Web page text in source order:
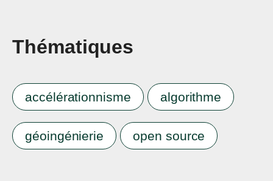
Thématiques
accélérationnisme algorithme
géoingénierie open source